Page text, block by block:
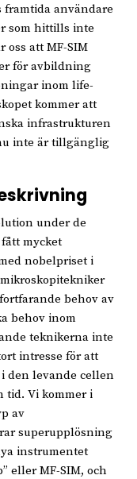
framtida användare
som hittills inte
oss att MF-SIM
för avbildning
inom life-
kommer att
infrastrukturen
inte är tillgänglig
under de
mycket
nobelpriset i
behov av
behov inom
teknikerna inte
intresse för att
den levande cellen
tid. Vi kommer i
av
superupplösning
instrumentet
eller MF-SIM, och